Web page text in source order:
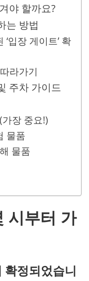
야 할까요?
는 방법
입장 게이트’ 확
라가기
주차 가이드
장 중요!)
물품
물품
시부터 가
확정되었습니